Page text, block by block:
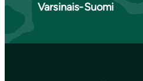
Varsinais-Suomi